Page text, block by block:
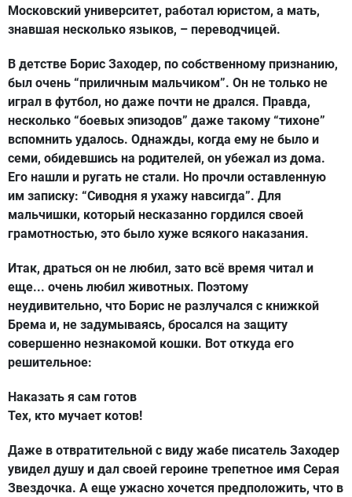
Московский университет, работал юристом, а мать,
знавшая несколько языков, – переводчицей.
В детстве Борис Заходер, по собственному признанию,
был очень “приличным мальчиком”. Он не только не
играл в футбол, но даже почти не дрался. Правда,
несколько “боевых эпизодов” даже такому “тихоне”
вспомнить удалось. Однажды, когда ему не было и
семи, обидевшись на родителей, он убежал из дома.
Его нашли и ругать не стали. Но прочли оставленную
им записку: “Сиводня я ухажу навсигда”. Для
мальчишки, который несказанно гордился своей
грамотностью, это было хуже всякого наказания.
Итак, драться он не любил, зато всё время читал и
еще... очень любил животных. Поэтому
неудивительно, что Борис не разлучался с книжкой
Брема и, не задумываясь, бросался на защиту
совершенно незнакомой кошки. Вот откуда его
решительное:
Наказать я сам готов
Тех, кто мучает котов!
Даже в отвратительной с виду жабе писатель Заходер
увидел душу и дал своей героине трепетное имя Серая
Звездочка. А еще ужасно хочется предположить, что в